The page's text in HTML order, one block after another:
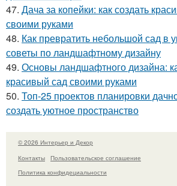
47. Дача за копейки: как создать
своими руками
48. Как превратить небольшой сад в
советы по ландшафтному дизайну
49. Основы ландшафтного дизайна:
красивый сад своими руками
50. Топ-25 проектов планировки
создать уютное пространство
© 2026 Интерьер и Декор
Контакты
Пользовательское соглашение
Политика конфидециальности